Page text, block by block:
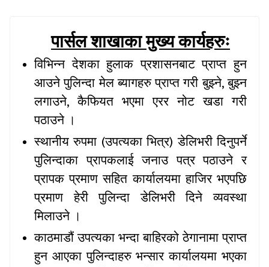
पार्सल शाखाका मुख्य कार्यहरुः
विभिन्न देशका हुलाक प्रशासनबाट प्राप्त हुन
आउने पुलिन्दा मेल ब्यागहरु प्राप्त गरी बुझ्ने,बुझ्न
लगाउने,कैफियत भएमा एरर नोट खडा गरी
पठाउने ।
स्थानीय रुपमा (उपत्यका भित्र)डेलिभरी दिनुपर्ने
पुलिन्दाका प्रापकलाई जनाउ पत्र पठाउने र
प्रापक प्रमाण सहित कार्यालयमा हाजिर भएपछि
प्रमाण हेरी पुलिन्दा डेलिभरी दिने व्यवस्था
मिलाउने ।
काठमाडौं उपत्यका भन्दा बाहिरको ठेगानामा प्राप्त
हुन आएका पुलिन्दाहरु भन्सार कार्यालयमा भएका